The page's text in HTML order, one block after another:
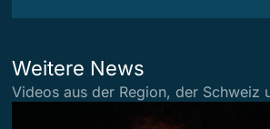
Weitere News
Videos aus der Region, der Schweiz